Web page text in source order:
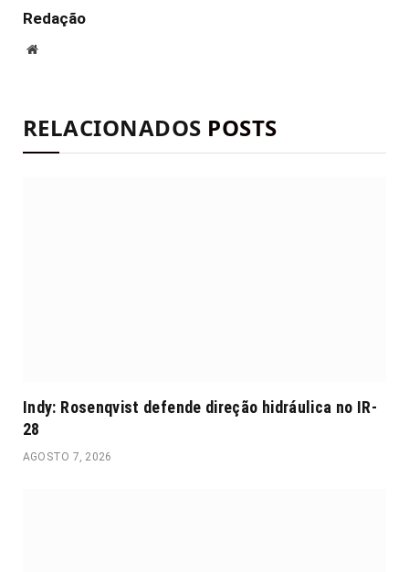
Redação
Site
RELACIONADOS POSTS
Indy: Rosenqvist defende direção hidráulica no IR-
28
AGOSTO 7, 2026